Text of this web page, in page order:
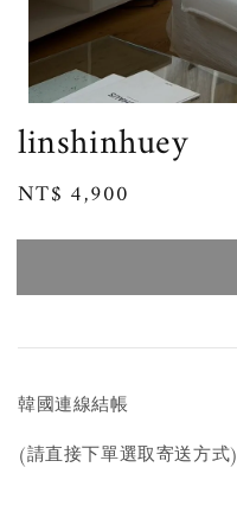
linshinhuey
Regular
NT$ 4,900
韓國連線結帳
(請直接下單選取寄送方式)